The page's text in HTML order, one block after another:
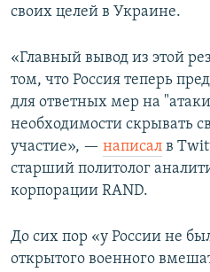
своих целей в Украине.
«Главный вывод из этой
том, что Россия теперь
для ответных мер на
необходимости скрывать
участие», — написал в
старший политолог
корпорации RAND.
До сих пор «у России не
открытого военного